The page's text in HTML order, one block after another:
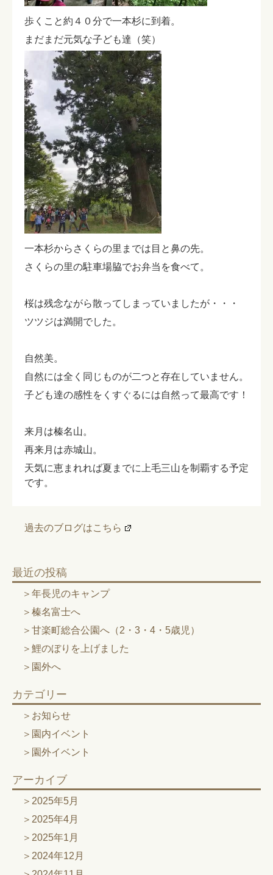
歩くこと約４０分で一本杉に到着。
まだまだ元気な子ども達（笑）
一本杉からさくらの里までは目と鼻の先。
さくらの里の駐車場脇でお弁当を食べて。
桜は残念ながら散ってしまっていましたが・・・
ツツジは満開でした。
自然美。
自然には全く同じものが二つと存在していません。
子ども達の感性をくすぐるには自然って最高です！
来月は榛名山。
再来月は赤城山。
天気に恵まれれば夏までに上毛三山を制覇する予定
です。
過去のブログはこちら
最近の投稿
年長児のキャンプ
榛名富士へ
甘楽町総合公園へ（2・3・4・5歳児）
鯉のぼりを上げました
園外へ
カテゴリー
お知らせ
園内イベント
園外イベント
アーカイブ
2025年5月
2025年4月
2025年1月
2024年12月